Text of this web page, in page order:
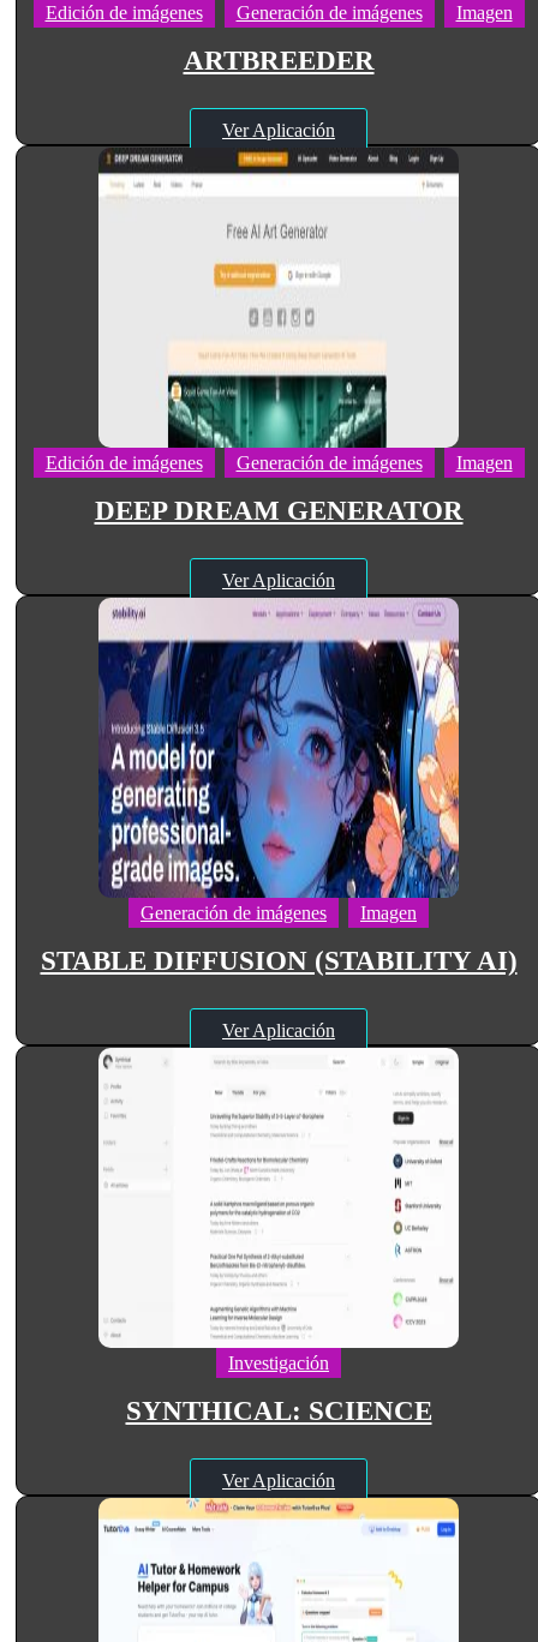
Edición de imágenes Generación de imágenes Imagen
ARTBREEDER
Ver Aplicación
Edición de imágenes Generación de imágenes Imagen
DEEP DREAM GENERATOR
Ver Aplicación
Generación de imágenes Imagen
STABLE DIFFUSION (STABILITY AI)
Ver Aplicación
Investigación
SYNTHICAL: SCIENCE
Ver Aplicación